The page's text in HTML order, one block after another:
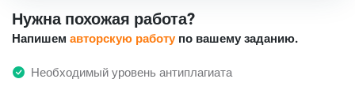
Нужна похожая работа?
Напишем авторскую работу по вашему заданию.
Необходимый уровень антиплагиата